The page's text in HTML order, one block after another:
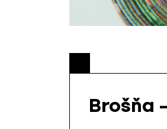
Brošňa